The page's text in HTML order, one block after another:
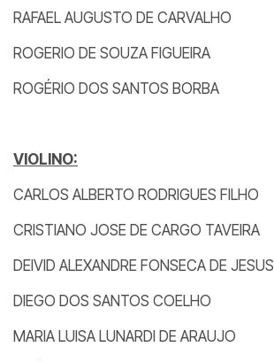
RAFAEL AUGUSTO DE CARVALHO
ROGERIO DE SOUZA FIGUEIRA
ROGÉRIO DOS SANTOS BORBA
VIOLINO:
CARLOS ALBERTO RODRIGUES FILHO
CRISTIANO JOSE DE CARGO TAVEIRA
DEIVID ALEXANDRE FONSECA DE JESUS
DIEGO DOS SANTOS COELHO
MARIA LUISA LUNARDI DE ARAUJO